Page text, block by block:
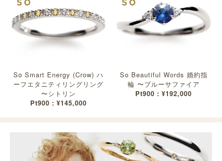
So Smart Energy (Crow) ハ
ーフエタニティリングリング
〜シトリン
Pt900：¥145,000
So Beautiful Words 婚約指
輪 〜ブルーサファイア
Pt900：¥192,000